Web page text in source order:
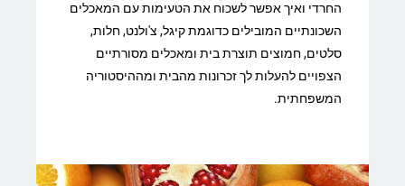
החרדי ואיך אפשר לשכוח את הטעימות עם המאכלים
השכונתיים המובילים כדוגמת קיגל, צ'ולנט, חלות,
סלטים, חמוצים תוצרת בית ומאכלים מסורתיים
הצפויים להעלות לך זכרונות מהבית ומההיסטוריה
המשפחתית.